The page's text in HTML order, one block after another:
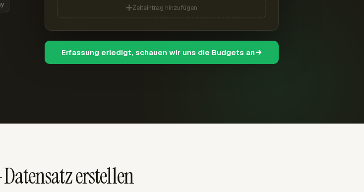
Zeiteintrag hinzufügen
Erfassung erledigt, schauen wir uns die Budgets an
erstellen